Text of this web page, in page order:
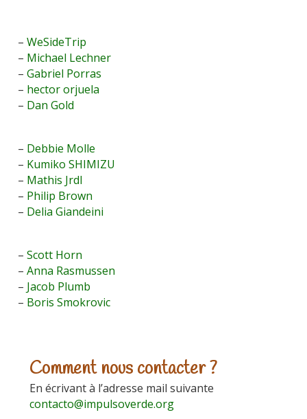
– WeSideTrip
– Michael Lechner
– Gabriel Porras
– hector orjuela
– Dan Gold
– Debbie Molle
– Kumiko SHIMIZU
– Mathis Jrdl
– Philip Brown
– Delia Giandeini
– Scott Horn
– Anna Rasmussen
– Jacob Plumb
– Boris Smokrovic
Comment nous contacter ?
En écrivant à l’adresse mail suivante
contacto@impulsoverde.org